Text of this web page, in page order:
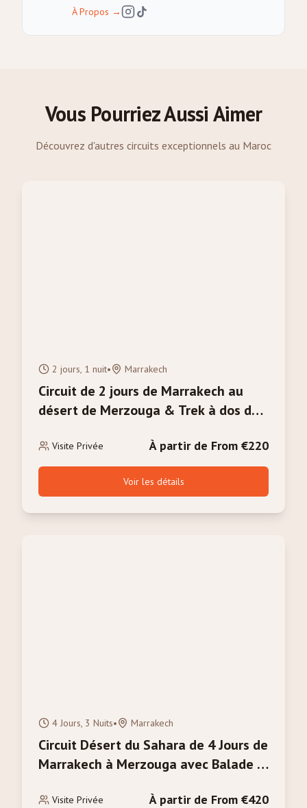
À Propos →
Vous Pourriez Aussi Aimer
Découvrez d'autres circuits exceptionnels au Maroc
2 jours, 1 nuit• Marrakech
Circuit de 2 jours de Marrakech au
désert de Merzouga & Trek à dos de
Visite Privée À partir de From €220
Voir les détails
4 Jours, 3 Nuits• Marrakech
Circuit Désert du Sahara de 4 Jours de
Marrakech à Merzouga avec Balade à
Visite Privée À partir de From €420